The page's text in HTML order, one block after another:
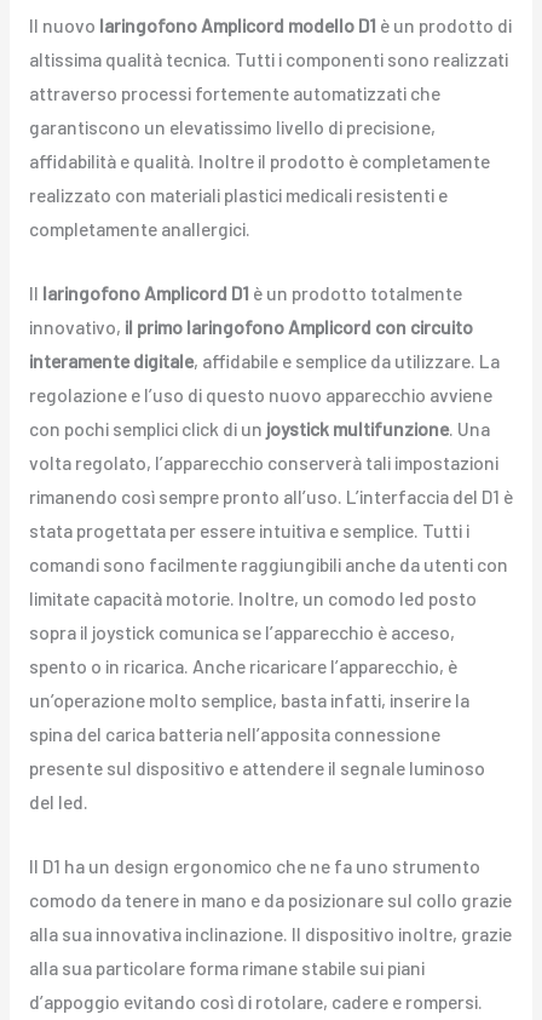
Il nuovo laringofono Amplicord modello D1 è un prodotto di
altissima qualità tecnica. Tutti i componenti sono realizzati
attraverso processi fortemente automatizzati che
garantiscono un elevatissimo livello di precisione,
affidabilità e qualità. Inoltre il prodotto è completamente
realizzato con materiali plastici medicali resistenti e
completamente anallergici.
Il laringofono Amplicord D1 è un prodotto totalmente
innovativo, il primo laringofono Amplicord con circuito
interamente digitale, affidabile e semplice da utilizzare. La
regolazione e l’uso di questo nuovo apparecchio avviene
con pochi semplici click di un joystick multifunzione. Una
volta regolato, l’apparecchio conserverà tali impostazioni
rimanendo così sempre pronto all’uso. L’interfaccia del D1 è
stata progettata per essere intuitiva e semplice. Tutti i
comandi sono facilmente raggiungibili anche da utenti con
limitate capacità motorie. Inoltre, un comodo led posto
sopra il joystick comunica se l’apparecchio è acceso,
spento o in ricarica. Anche ricaricare l’apparecchio, è
un’operazione molto semplice, basta infatti, inserire la
spina del carica batteria nell’apposita connessione
presente sul dispositivo e attendere il segnale luminoso
del led.
Il D1 ha un design ergonomico che ne fa uno strumento
comodo da tenere in mano e da posizionare sul collo grazie
alla sua innovativa inclinazione. Il dispositivo inoltre, grazie
alla sua particolare forma rimane stabile sui piani
d’appoggio evitando così di rotolare, cadere e rompersi.